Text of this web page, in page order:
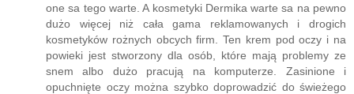
one sa tego warte. A kosmetyki Dermika warte sa na pewno
dużo więcej niż cała gama reklamowanych i drogich
kosmetyków rożnych obcych firm. Ten krem pod oczy i na
powieki jest stworzony dla osób, które mają problemy ze
snem albo dużo pracują na komputerze. Zasinione i
opuchnięte oczy można szybko doprowadzić do świeżego